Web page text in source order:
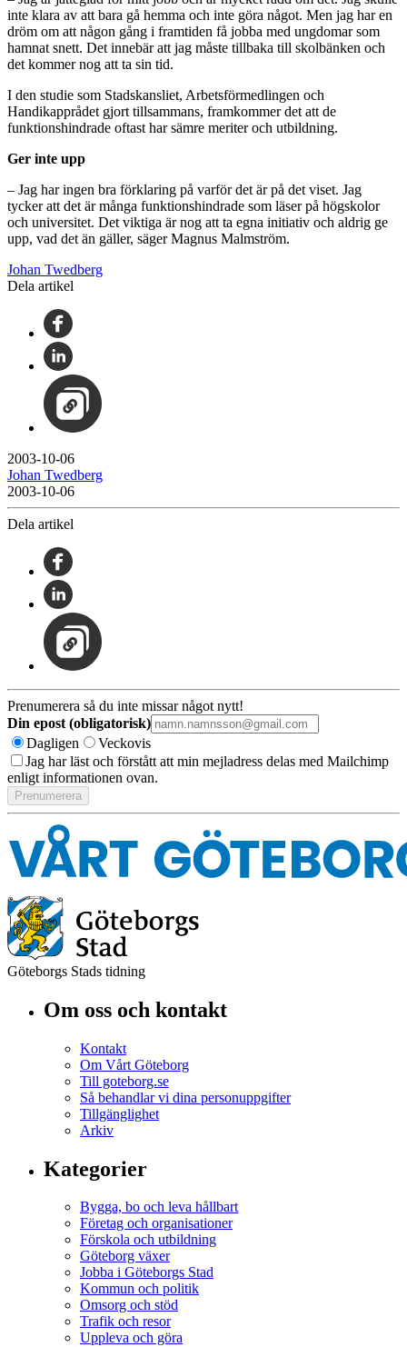
inte klara av att bara gå hemma och inte göra något. Men jag har en
dröm om att någon gång i framtiden få jobba med ungdomar som
hamnat snett. Det innebär att jag måste tillbaka till skolbänken och
det kommer nog att ta sin tid.
I den studie som Stadskansliet, Arbetsförmedlingen och
Handikapprådet gjort tillsammans, framkommer det att de
funktionshindrade oftast har sämre meriter och utbildning.
Ger inte upp
– Jag har ingen bra förklaring på varför det är på det viset. Jag
tycker att det är många funktionshindrade som läser på högskolor
och universitet. Det viktiga är nog att ta egna initiativ och aldrig ge
upp, vad det än gäller, säger Magnus Malmström.
Johan Twedberg
Dela artikel
2003-10-06
Johan Twedberg
2003-10-06
Dela artikel
Prenumerera så du inte missar något nytt!
Din epost (obligatorisk)
Dagligen
Veckovis
Jag har läst och förstått att min mejladress delas med Mailchimp
enligt informationen ovan.
Göteborgs Stads tidning
Om oss och kontakt
Kontakt
Om Vårt Göteborg
Till goteborg.se
Så behandlar vi dina personuppgifter
Tillgänglighet
Arkiv
Kategorier
Bygga, bo och leva hållbart
Företag och organisationer
Förskola och utbildning
Göteborg växer
Jobba i Göteborgs Stad
Kommun och politik
Omsorg och stöd
Trafik och resor
Uppleva och göra